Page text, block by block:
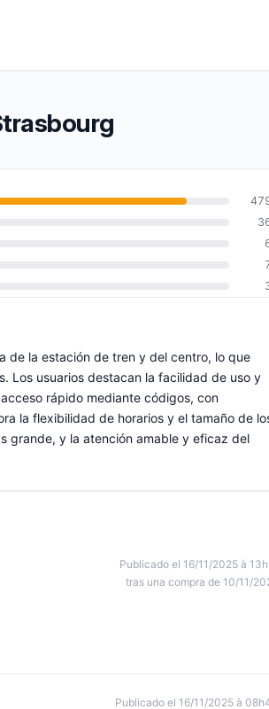
de la estación de tren y del centro, lo que
Los usuarios destacan la facilidad de uso y
rápido mediante códigos, con
la flexibilidad de horarios y el tamaño de
grande, y la atención amable y eficaz del
Publicado el 16/11/2025 à
tras una compra de 10/11/
Publicado el 16/11/2025 à